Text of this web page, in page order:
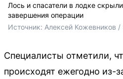
Лось и спасатели в лодке
завершения операции
Источник: Алексей Кожевников /
Специалисты отметили,
происходят ежегодно из-